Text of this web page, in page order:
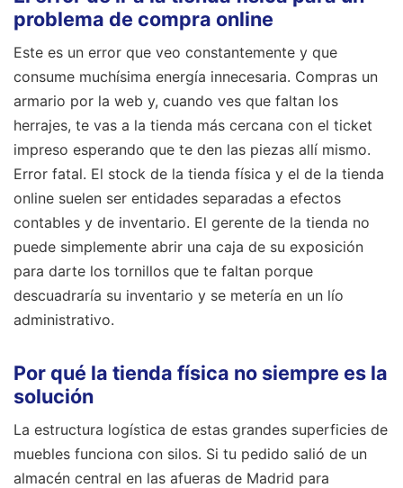
problema de compra online
Este es un error que veo constantemente y que
consume muchísima energía innecesaria. Compras un
armario por la web y, cuando ves que faltan los
herrajes, te vas a la tienda más cercana con el ticket
impreso esperando que te den las piezas allí mismo.
Error fatal. El stock de la tienda física y el de la tienda
online suelen ser entidades separadas a efectos
contables y de inventario. El gerente de la tienda no
puede simplemente abrir una caja de su exposición
para darte los tornillos que te faltan porque
descuadraría su inventario y se metería en un lío
administrativo.
Por qué la tienda física no siempre es la
solución
La estructura logística de estas grandes superficies de
muebles funciona con silos. Si tu pedido salió de un
almacén central en las afueras de Madrid para